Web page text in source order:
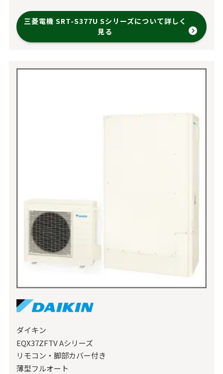
三菱電機 SRT-S377U Sシリーズについて詳しく
見る
ダイキン
EQX37ZFTV Aシリーズ
リモコン・脚部カバー付き
薄型フルオート